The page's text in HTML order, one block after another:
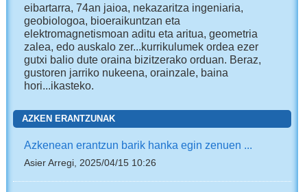
eibartarra, 74an jaioa, nekazaritza ingeniaria,
geobiologoa, bioeraikuntzan eta
elektromagnetismoan aditu eta aritua, geometria
zalea, edo auskalo zer...kurrikulumek ordea ezer
gutxi balio dute oraina bizitzerako orduan. Beraz,
gustoren jarriko nukeena, orainzale, baina
hori...ikasteko.
AZKEN ERANTZUNAK
Azkenean erantzun barik hanka egin zenuen ...
Asier Arregi, 2025/04/15 10:26